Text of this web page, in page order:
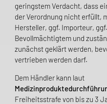
geringstem Verdacht, dass
der Verordnung nicht erfüllt,
Hersteller, ggf. Importeur,
Bevollmächtigtem und
zunächst geklärt werden,
vertrieben werden darf.
Dem Händler kann laut
Freiheitsstrafe von bis zu 3